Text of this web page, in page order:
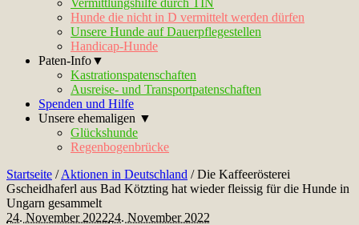
Vermittlungshilfe durch TIN
Hunde die nicht in D vermittelt werden dürfen
Unsere Hunde auf Dauerpflegestellen
Handicap-Hunde
Paten-Info▼
Kastrationspatenschaften
Ausreise- und Transportpatenschaften
Spenden und Hilfe
Unsere ehemaligen ▼
Glückshunde
Regenbogenbrücke
Startseite /Aktionen in Deutschland /Die Kaffeerösterei
Gscheidhaferl aus Bad Kötzting hat wieder fleissig für die Hunde in
Ungarn gesammelt
24. November 202224. November 2022